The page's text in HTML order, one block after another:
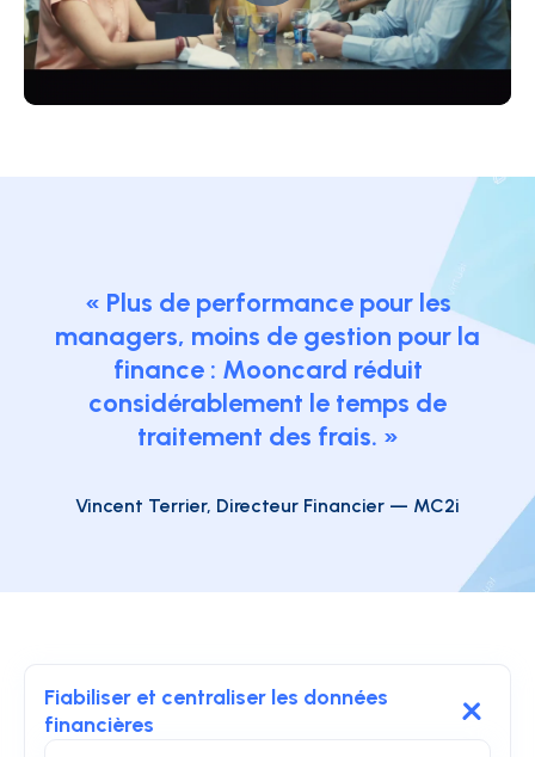
« Plus de performance pour les
managers, moins de gestion pour la
finance : Mooncard réduit
considérablement le temps de
traitement des frais. »
Vincent Terrier, Directeur Financier — MC2i
Fiabiliser et centraliser les données
financières